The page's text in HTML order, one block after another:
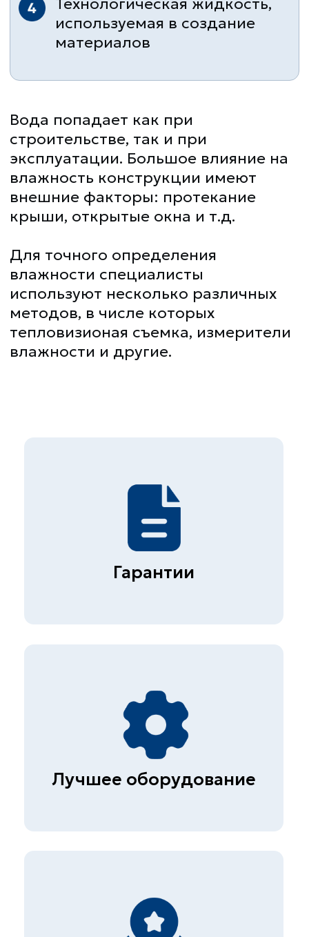
Для точного определения
влажности специалисты
используют несколько различных
методов, в числе которых
влажности и другие.
Опытные специалисты